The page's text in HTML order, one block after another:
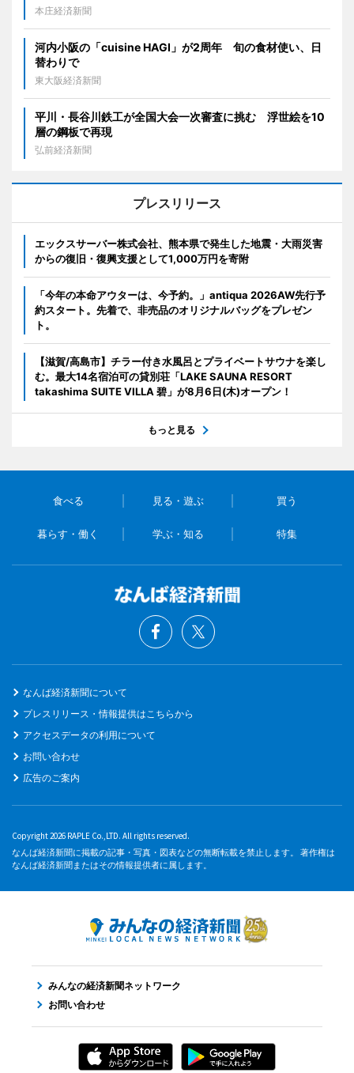
本庄経済新聞
河内小阪の「cuisine HAGI」が2周年 旬の食材使い、日
替わりで
東大阪経済新聞
平川・長谷川鉄工が全国大会一次審査に挑む 浮世絵を10
層の鋼板で再現
弘前経済新聞
プレスリリース
エックスサーバー株式会社、熊本県で発生した地震・大雨災害
からの復旧・復興支援として1,000万円を寄附
「今年の本命アウターは、今予約。」antiqua 2026AW先行予
約スタート。先着で、非売品のオリジナルバッグをプレゼン
ト。
【滋賀/高島市】チラー付き水風呂とプライベートサウナを楽し
む。最大14名宿泊可の貸別荘「LAKE SAUNA RESORT
takashima SUITE VILLA 碧」が8月6日(木)オープン！
もっと見る
食べる 見る・遊ぶ 買う
暮らす・働く 学ぶ・知る 特集
なんば経済新聞について
プレスリリース・情報提供はこちらから
アクセスデータの利用について
お問い合わせ
広告のご案内
Copyright 2026 RAPLE Co.,LTD. All rights reserved.
なんば経済新聞に掲載の記事・写真・図表などの無断転載を禁止します。 著作権は
なんば経済新聞またはその情報提供者に属します。
みんなの経済新聞ネットワーク
お問い合わせ